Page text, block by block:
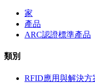
家
產品
ARC認證標準產品
類別
RFID應用與解決方